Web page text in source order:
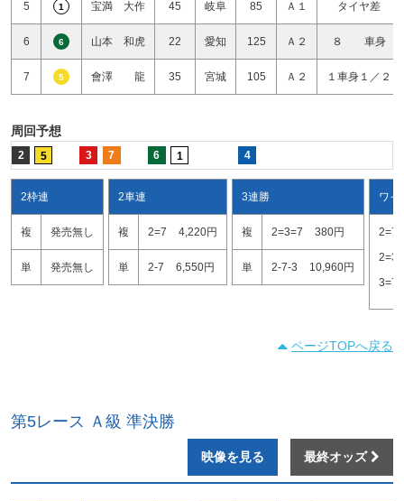
5 1 宝満 大作 45 岐阜 85 Ａ１ タイヤ差
6 6 山本 和虎 22 愛知 125 Ａ２ ８ 車身
7 5 會澤 龍 35 宮城 105 Ａ２ １車身１／２
周回予想
2 5 3 7 6 1 4
2枠連
複 発売無し
単 発売無し
2車連
複 2=7 4,220円
単 2-7 6,550円
3連勝
複 2=3=7 380円
単 2-7-3 10,960円
ワイ
2=7
2=3
3=7
ページTOPへ戻る
第5レース Ａ級 準決勝
映像を見る 最終オッズ